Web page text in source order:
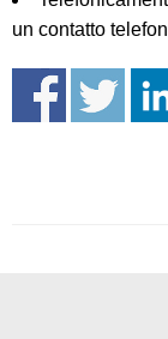
un contatto